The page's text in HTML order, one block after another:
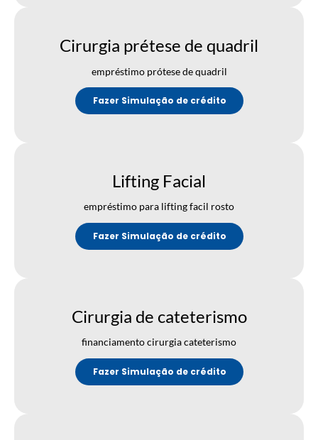
Cirurgia prétese de quadril
empréstimo prótese de quadril
Fazer Simulação de crédito
Lifting Facial
empréstimo para lifting facil rosto
Fazer Simulação de crédito
Cirurgia de cateterismo
financiamento cirurgia cateterismo
Fazer Simulação de crédito